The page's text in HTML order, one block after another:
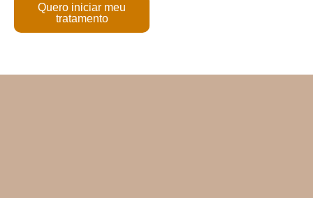
Quero iniciar meu
tratamento